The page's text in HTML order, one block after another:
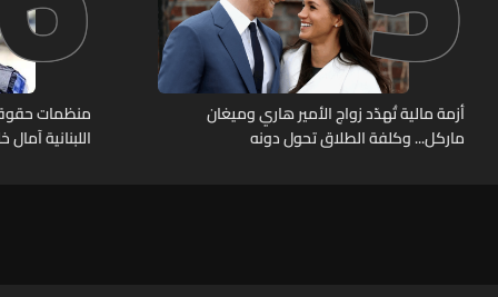
أزمة مالية تُهدّد زواج الأمير هاري وميغان
ماركل... وكلفة الطلاق تحول دونه
منظمات
اللبنانية